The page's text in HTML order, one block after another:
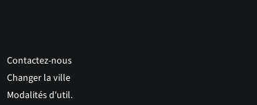
Contactez-nous
Changer la ville
Modalités d'util.